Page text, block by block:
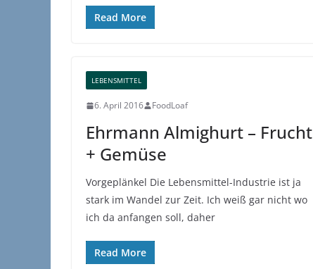
Read More
LEBENSMITTEL
6. April 2016 FoodLoaf
Ehrmann Almighurt – Frucht
+ Gemüse
Vorgeplänkel Die Lebensmittel-Industrie ist ja
stark im Wandel zur Zeit. Ich weiß gar nicht wo
ich da anfangen soll, daher
Read More